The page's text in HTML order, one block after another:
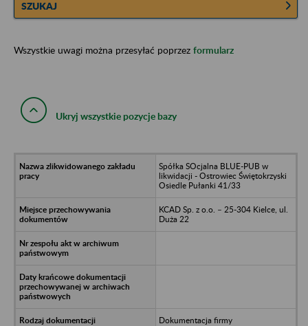
SZUKAJ
Wszystkie uwagi można przesyłać poprzez formularz
Ukryj wszystkie pozycje bazy
Spółka SOcjalna BLUE-PUB w
likwidacji - Ostrowiec Świętokrzyski
Osiedle Pułanki 41/33
KCAD Sp. z o.o. – 25-304 Kielce, ul.
Duża 22
Dokumentacja firmy